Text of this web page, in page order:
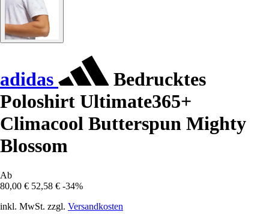
adidas
Bedrucktes
Poloshirt Ultimate365+
Climacool Butterspun Mighty
Blossom
Ab
80,00 € 52,58 € -34%
inkl. MwSt. zzgl. Versandkosten